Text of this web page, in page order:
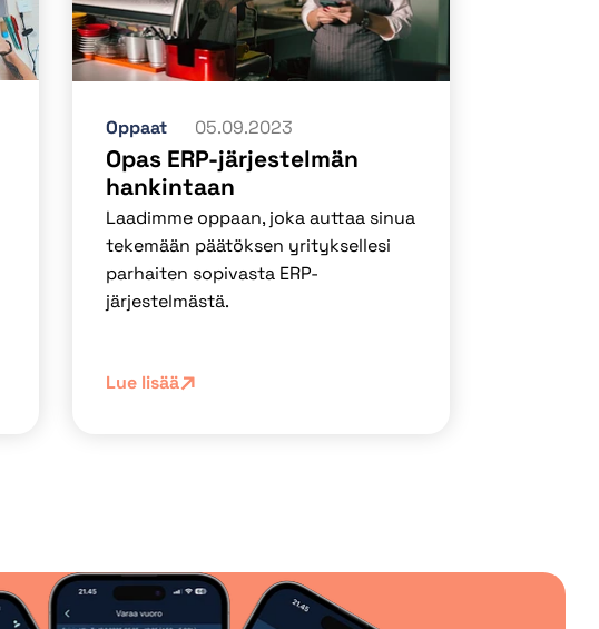
Oppaat 05.09.2023
Opas ERP-järjestelmän
hankintaan
Laadimme oppaan, joka auttaa sinua
tekemään päätöksen yrityksellesi
parhaiten sopivasta ERP-
järjestelmästä.
Lue lisää